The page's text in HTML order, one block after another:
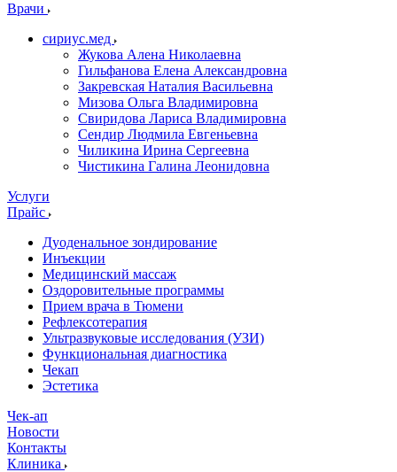
Врачи
сириус.мед
Жукова Алена Николаевна
Гильфанова Елена Александровна
Закревская Наталия Васильевна
Мизова Ольга Владимировна
Свиридова Лариса Владимировна
Сендир Людмила Евгеньевна
Чиликина Ирина Сергеевна
Чистикина Галина Леонидовна
Услуги
Прайс
Дуоденальное зондирование
Инъекции
Медицинский массаж
Оздоровительные программы
Прием врача в Тюмени
Рефлексотерапия
Ультразвуковые исследования (УЗИ)
Функциональная диагностика
Чекап
Эстетика
Чек-ап
Новости
Контакты
Клиника